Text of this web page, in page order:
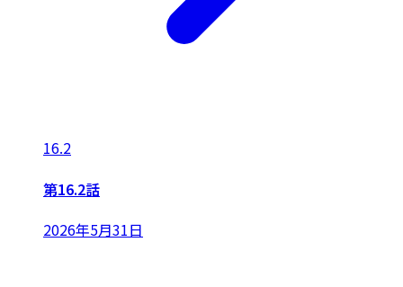
16.2
第16.2話
2026年5月31日